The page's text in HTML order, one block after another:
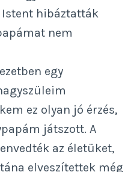
hibáztatták
nem
egy
ez olyan jó érzés,
játszott. A
az életüket,
elveszítettek még